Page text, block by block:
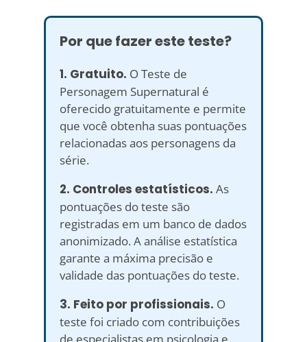
Por que fazer este teste?
1. Gratuito. O Teste de
Personagem Supernatural é
oferecido gratuitamente e permite
que você obtenha suas pontuações
relacionadas aos personagens da
série.
2. Controles estatísticos. As
pontuações do teste são
registradas em um banco de dados
anonimizado. A análise estatística
garante a máxima precisão e
validade das pontuações do teste.
3. Feito por profissionais. O
teste foi criado com contribuições
de especialistas em psicologia e